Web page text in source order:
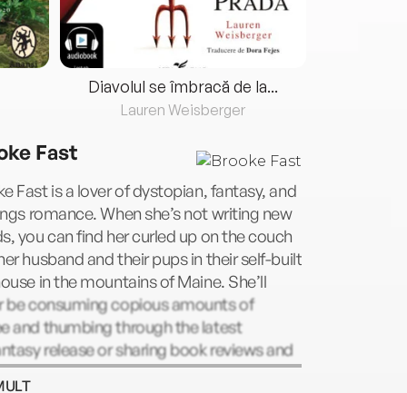
Diavolul se îmbracă de la...
Lauren Weisberger
Fast
Fast is a lover of dystopian, fantasy, and
romance. When she’s not writing new
you can find her curled up on the couch
husband and their pups in their self-built
in the mountains of Maine. She’ll
be consuming copious amounts of
and thumbing through the latest
release or sharing book reviews and
snippets under her alter-ego,